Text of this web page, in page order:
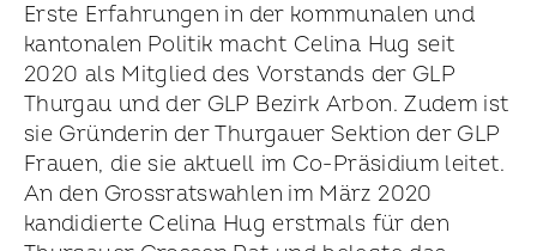
Erste Erfahrungen in der kommunalen und
kantonalen Politik macht Celina Hug seit
2020 als Mitglied des Vorstands der GLP
Thurgau und der GLP Bezirk Arbon. Zudem ist
sie Gründerin der Thurgauer Sektion der GLP
Frauen, die sie aktuell im Co-Präsidium leitet.
An den Grossrats­wahlen im März 2020
kandidierte Celina Hug erstmals für den